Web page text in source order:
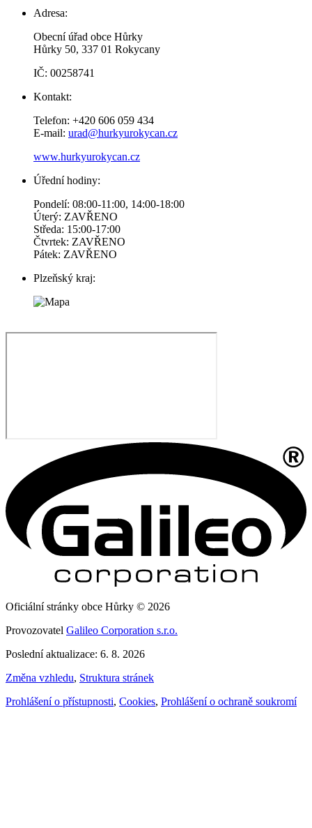
Adresa:
Obecní úřad obce Hůrky
Hůrky 50, 337 01 Rokycany
IČ: 00258741
Kontakt:
Telefon: +420 606 059 434
E-mail: urad@hurkyurokycan.cz
www.hurkyurokycan.cz
Úřední hodiny:
Pondelí: 08:00-11:00, 14:00-18:00
Úterý: ZAVŘENO
Středa: 15:00-17:00
Čtvrtek: ZAVŘENO
Pátek: ZAVŘENO
Plzeňský kraj:
Oficiální stránky obce Hůrky © 2026
Provozovatel Galileo Corporation s.r.o.
Poslední aktualizace: 6. 8. 2026
Změna vzhledu, Struktura stránek
Prohlášení o přístupnosti, Cookies, Prohlášení o ochraně soukromí